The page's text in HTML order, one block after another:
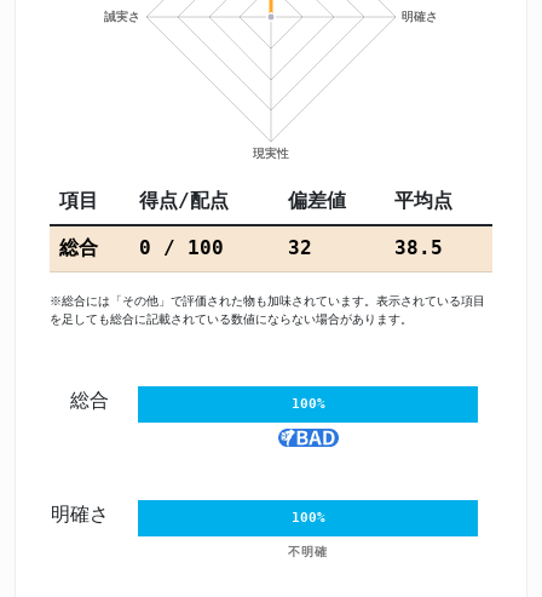
項目 得点/配点 偏差値 平均点
総合 0 / 100 32 38.5
※総合には「その他」で評価された物も加味されています。表示されている項目
を足しても総合に記載されている数値にならない場合があります。
総合 100%
明確さ 100%
不明確